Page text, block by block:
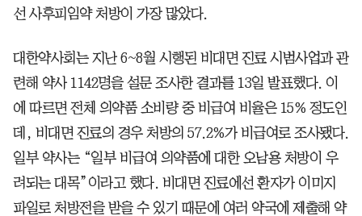
선 사후피임약 처방이 가장 많았다.
대한약사회는 지난 6~8월 시행된 비대면 진료 시범사업과 관
련해 약사 1142명을 설문 조사한 결과를 13일 발표했다. 이
에 따르면 전체 의약품 소비량 중 비급여 비율은 15% 정도인
데, 비대면 진료의 경우 처방의 57.2%가 비급여로 조사됐다.
일부 약사는 “일부 비급여 의약품에 대한 오남용 처방이 우
려되는 대목”이라고 했다. 비대면 진료에선 환자가 이미지
파일로 처방전을 받을 수 있기 때문에 여러 약국에 제출해 약